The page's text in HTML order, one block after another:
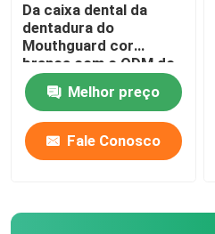
Da caixa dental da
dentadura do
Mouthguard cor
branca com o ODM do
OEM dos furos de
respiradouroMelhor preço
Fale Conosco